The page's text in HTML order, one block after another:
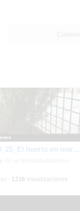
2020_03_25_El huerto en marzo_CEIP FDLR_Las Rozas
- 1336 visualizaciones